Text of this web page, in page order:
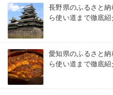
長野県のふるさと
ら使い道まで徹底紹
愛知県のふるさと
ら使い道まで徹底紹